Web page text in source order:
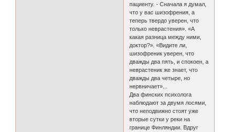
пациенту. - Сначала я думал,
что у вас шизофрения, а
теперь твердо уверен, что
только неврастения». «А
какая разница между ними,
доктор?». «Видите ли,
шизофреник уверен, что
дважды два пять, и спокоен, а
неврастеник же знает, что
дважды два четыре, но
нервничает»...
Два финских психолога
наблюдают за двумя лосями,
что неподвижно стоят уже
вторые сутки у реки на
границе Финляндии. Вдруг